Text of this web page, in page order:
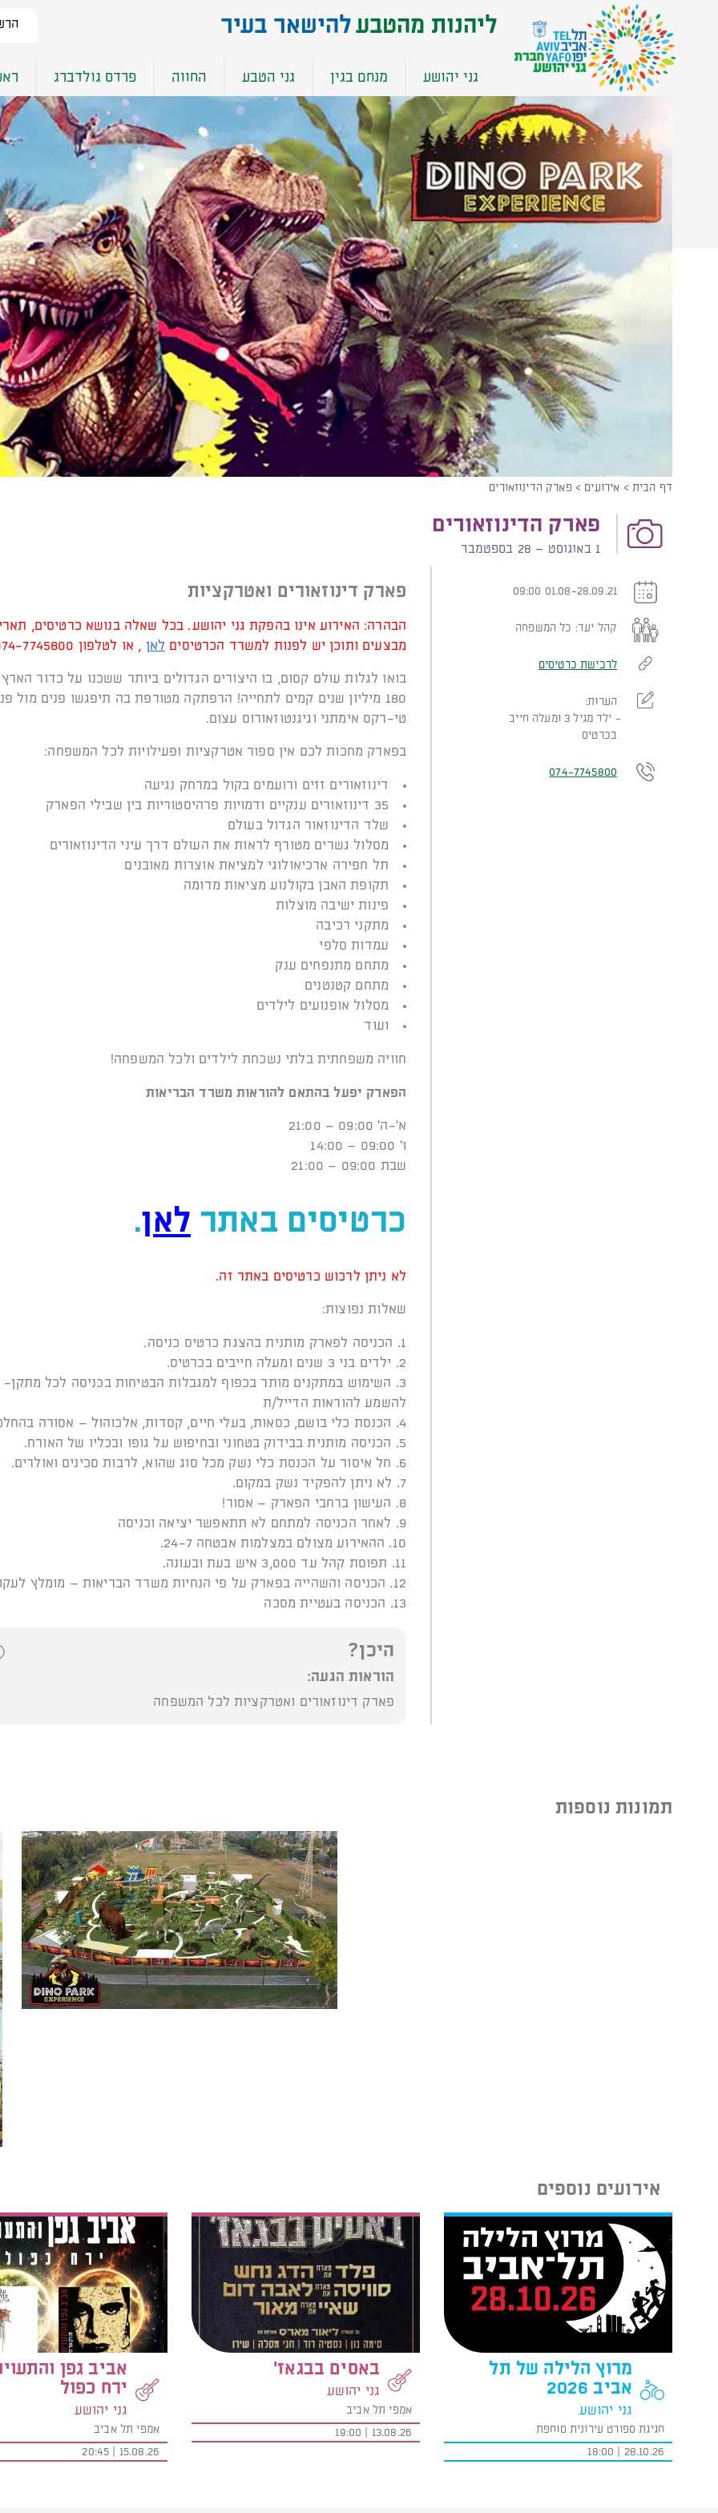
ליהנות מהטבע להישאר בעיר​
גני יהושע מנחם בגין גני הטבע החווה פרדס גולדברג
דף הבית > אירועים > פארק הדינוזאורים
פארק הדינוזאורים
1 באוגוסט – 28 בספטמבר
01.08-28.09.21 09:00
קהל יעד: כל המשפחה
לרכישת כרטיסים
הערות:
ילד מגיל 3 ומעלה חייב
בכרטיס
074-7745800‬
פארק דינוזאורים ואטרקציות
הבהרה: האירוע אינו בהפקת גני יהושע. בכל שאלה בנושא כרטיסים,
מבצעים ותוכן יש לפנות למשרד הכרטיסים לאן , או לטלפון 074-7745800‬
בואו לגלות עולם קסום, בו היצורים הגדולים ביותר ששכנו על כדור הארץ
180 מיליון שנים קמים לתחייה! הרפתקה מטורפת בה תיפגשו פנים מול
טי-רקס אימתני וגיגנטוזאורוס עצום.
בפארק מחכות לכם אין ספור אטרקציות ופעילויות לכל המשפחה:
דינוזאורים זזים ורועמים בקול במרחק נגיעה
35 דינוזאורים ענקיים ודמויות פרהיסטוריות בין שבילי הפארק
שלד הדינוזאור הגדול בעולם
מסלול גשרים מטורף לראות את העולם דרך עיני הדינוזאורים
תל חפירה ארכיאולוגי למציאת אוצרות מאובנים
תקופת האבן בקולנוע מציאות מדומה
פינות ישיבה מוצלות
מתקני רכיבה
עמדות סלפי
מתחם מתנפחים ענק
מתחם קטנטנים
מסלול אופנועים לילדים
ועוד
חוויה משפחתית בלתי נשכחת לילדים ולכל המשפחה!
הפארק יפעל בהתאם להוראות משרד הבריאות
א'-ה' 09:00 – 21:00
ו' 09:00 – 14:00
שבת 09:00 – 21:00
כרטיסים באתר לאן.
לא ניתן לרכוש כרטיסים באתר זה.
שאלות נפוצות:
הכניסה לפארק מותנית בהצגת כרטיס כניסה.
2. ילדים בני 3 שנים ומעלה חייבים בכרטיס.
3. השימוש במתקנים מותר בכפוף למגבלות הבטיחות בכניסה לכל מתקן-
להשמע להוראות הדייל/ת
4. הכנסת כלי בושם, כסאות, בעלי חיים, קסדות, אלכוהול – אסורה בהחלט!
5. הכניסה מותנית בבידוק בטחוני ובחיפוש על גופו ובכליו של האורח.
6. חל איסור על הכנסת כלי נשק מכל סוג שהוא, לרבות סכינים ואולרים.
7. לא ניתן להפקיד נשק במקום.
8. העישון ברחבי הפארק – אסור!
9. לאחר הכניסה למתחם לא תתאפשר יציאה וכניסה
10. ההאירוע מצולם במצלמות אבטחה 24-7.
11. תפוסת קהל עד 3,000 איש בעת ובעונה.
12. הכניסה והשהייה בפארק על פי הנחיות משרד הבריאות – מומלץ לעקוב.
13. הכניסה בעטיית מסכה
היכן?
הוראות הגעה:
פארק דינוזאורים ואטרקציות לכל המשפחה
תמונות נוספות
אירועים נוספים
מרוץ הלילה של תל
אביב 2026
גני יהושע
חגיגת ספורט עירונית סוחפת
28.10.26 | 18:00
באסים בבגאז'
גני יהושע
אמפי תל אביב
13.08.26 | 19:00
אביב גפן
ירח כפול
גני יהושע
אמפי תל אביב
15.08.26 | 20:45